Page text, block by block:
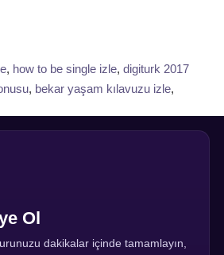
, how to be single izle, digiturk 2017
, bekar yaşam kılavuzu izle,
Ol
dakikalar içinde tamamlayın,